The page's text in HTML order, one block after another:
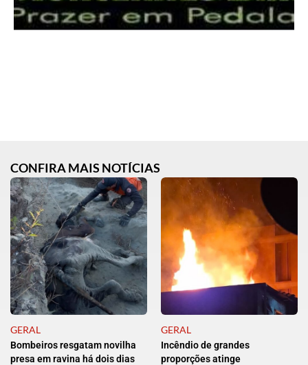
CONFIRA MAIS NOTÍCIAS
GERAL
Bombeiros resgatam novilha
presa em ravina há dois dias
GERAL
Incêndio de grandes
proporções atinge